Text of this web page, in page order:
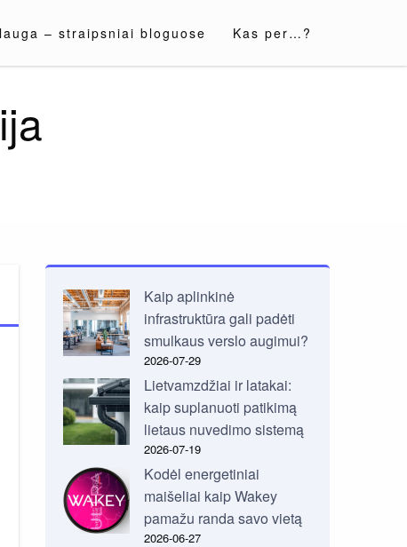
– straipsniai bloguose Kas per…?
Kaip aplinkinė
infrastruktūra gali padėti
smulkaus verslo augimui?
2026-07-29
Lietvamzdžiai ir latakai:
kaip suplanuoti patikimą
lietaus nuvedimo sistemą
2026-07-19
Kodėl energetiniai
maišeliai kaip Wakey
pamažu randa savo vietą
2026-06-27